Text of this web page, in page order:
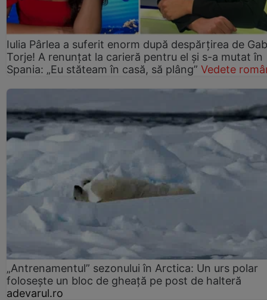
Iulia Pârlea a suferit enorm după despărțirea de
Torje! A renunțat la carieră pentru el și s-a mutat în
Spania: „Eu stăteam în casă, să plâng” Vedete
„Antrenamentul” sezonului în Arctica: Un urs polar
folosește un bloc de gheață pe post de halteră
adevarul.ro